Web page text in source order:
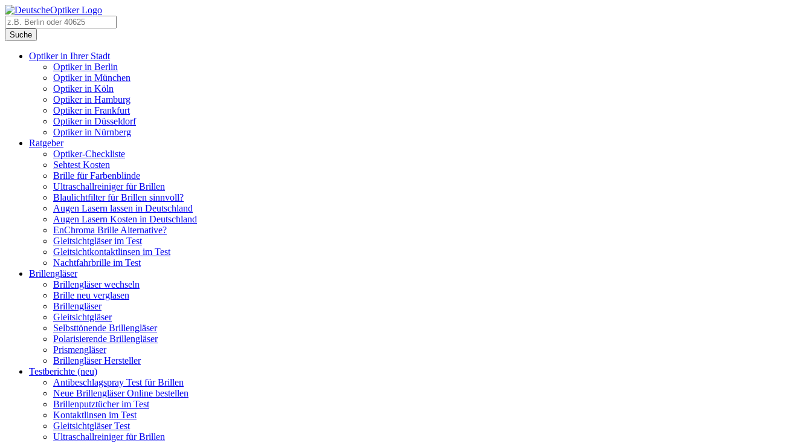
Suche
Optiker in Ihrer Stadt
Optiker in Berlin
Optiker in München
Optiker in Köln
Optiker in Hamburg
Optiker in Frankfurt
Optiker in Düsseldorf
Optiker in Nürnberg
Ratgeber
Optiker-Checkliste
Sehtest Kosten
Brille für Farbenblinde
Ultraschallreiniger für Brillen
Blaulichtfilter für Brillen sinnvoll?
Augen Lasern lassen in Deutschland
Augen Lasern Kosten in Deutschland
EnChroma Brille Alternative?
Gleitsichtgläser im Test
Gleitsichtkontaktlinsen im Test
Nachtfahrbrille im Test
Brillengläser
Brillengläser wechseln
Brille neu verglasen
Brillengläser
Gleitsichtgläser
Selbsttönende Brillengläser
Polarisierende Brillengläser
Prismengläser
Brillengläser Hersteller
Testberichte (neu)
Antibeschlagspray Test für Brillen
Neue Brillengläser Online bestellen
Brillenputztücher im Test
Kontaktlinsen im Test
Gleitsichtgläser Test
Ultraschallreiniger für Brillen